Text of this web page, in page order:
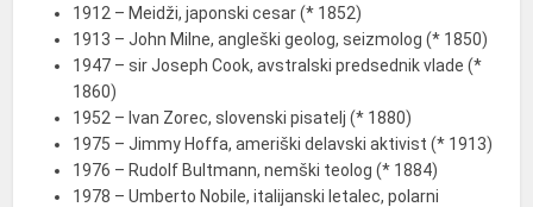
1912 – Meidži, japonski cesar (* 1852)
1913 – John Milne, angleški geolog, seizmolog (* 1850)
1947 – sir Joseph Cook, avstralski predsednik vlade (*
1860)
1952 – Ivan Zorec, slovenski pisatelj (* 1880)
1975 – Jimmy Hoffa, ameriški delavski aktivist (* 1913)
1976 – Rudolf Bultmann, nemški teolog (* 1884)
1978 – Umberto Nobile, italijanski letalec, polarni